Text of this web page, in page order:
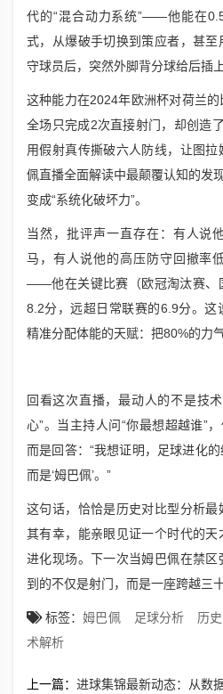
代的“混合动力系统”——他能在
式，从爆破手切换到策应者，甚
守球员后，突然外脚背分球给后插
这种能力在2024年欧洲杯对荷兰
全场只完成2次直接射门，却创
用假射真传撕破六人防线，让图
佩直播全面解读中最颠覆认知的发
变成“系统化破坏力”。
当然，批评声一直存在：有人说
马，有人说他的高压防守回撤率
——他在关键比赛（欧冠淘汰赛、
8.2分，远超日常联赛的6.9分。这
精准分配体能的天赋：把80%的力
回看这次直播，最动人的不是技
心”。当主持人问“你最想超越谁”
而是回答：“我想证明，足球进化的
而是‘姆巴佩’。”
这句话，恰恰是历史对比型分析
其有幸，能亲眼见证一个时代的
进化现场。下一次当姆巴佩在禁
到的不仅是射门，而是一座跨越三
标签：姆巴佩 足球分析 历
术解析
上一篇： 进球集锦最新动态：从数据